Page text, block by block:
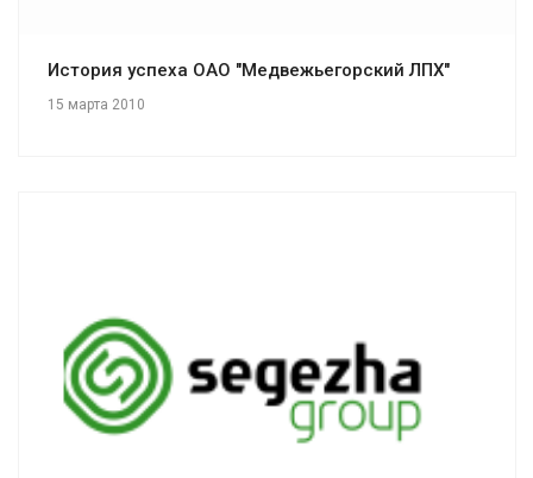
История успеха ОАО "Медвежьегорский ЛПХ"
15 марта 2010